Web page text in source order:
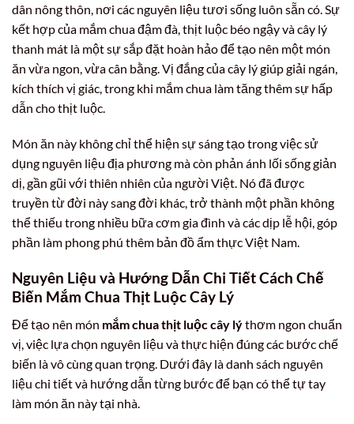
dân nông thôn, nơi các nguyên liệu tươi sống luôn sẵn có. Sự
kết hợp của mắm chua đậm đà, thịt luộc béo ngậy và cây lý
thanh mát là một sự sắp đặt hoàn hảo để tạo nên một món
ăn vừa ngon, vừa cân bằng. Vị đắng của cây lý giúp giải ngán,
kích thích vị giác, trong khi mắm chua làm tăng thêm sự hấp
dẫn cho thịt luộc.
Món ăn này không chỉ thể hiện sự sáng tạo trong việc sử
dụng nguyên liệu địa phương mà còn phản ánh lối sống giản
dị, gần gũi với thiên nhiên của người Việt. Nó đã được
truyền từ đời này sang đời khác, trở thành một phần không
thể thiếu trong nhiều bữa cơm gia đình và các dịp lễ hội, góp
phần làm phong phú thêm bản đồ ẩm thực Việt Nam.
Nguyên Liệu và Hướng Dẫn Chi Tiết Cách Chế
Biến Mắm Chua Thịt Luộc Cây Lý
Để tạo nên món mắm chua thịt luộc cây lýthơm ngon chuẩn
vị, việc lựa chọn nguyên liệu và thực hiện đúng các bước chế
biến là vô cùng quan trọng. Dưới đây là danh sách nguyên
liệu chi tiết và hướng dẫn từng bước để bạn có thể tự tay
làm món ăn này tại nhà.